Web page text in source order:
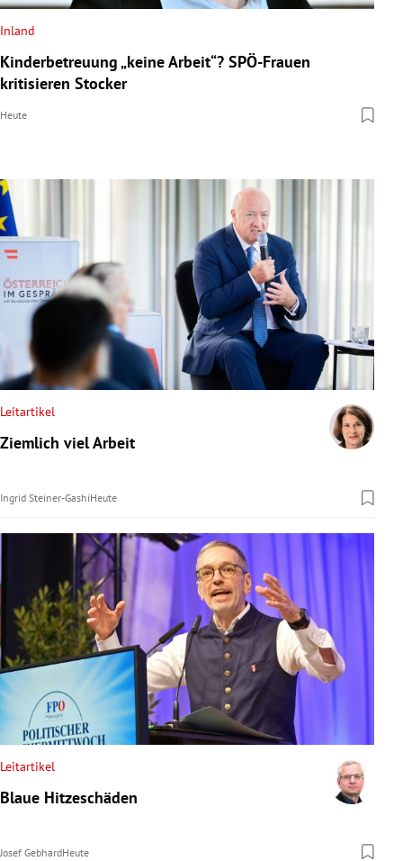
Inland
Kinderbetreuung „keine Arbeit“? SPÖ-Frauen
kritisieren Stocker
Heute
Leitartikel
Ziemlich viel Arbeit
Ingrid Steiner-GashiHeute
Leitartikel
Blaue Hitzeschäden
Josef GebhardHeute